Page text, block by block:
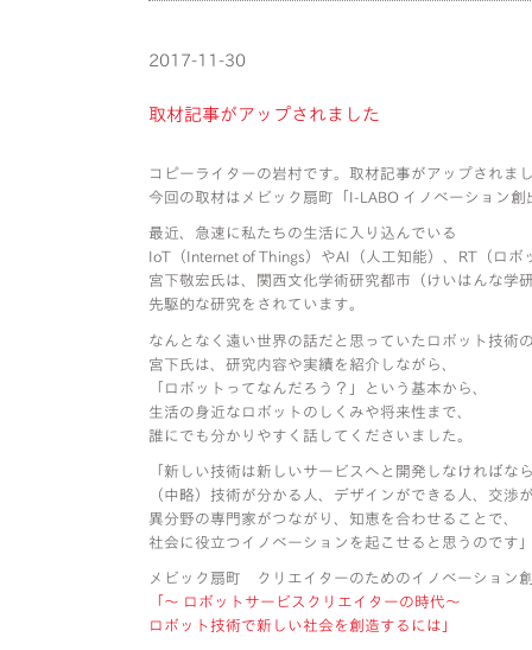
2017-11-30
取材記事がアップされました
コピーライターの岩村です。取材記事がアップされま
今回の取材はメビック扇町「I-LABO イノベーション
最近、急速に私たちの生活に入り込んでいる
IoT（Internet of Things）やAI（人工知能）、RT（ロボ
宮下敬宏氏は、関西文化学術研究都市（けいはんな学
先駆的な研究をされています。
なんとなく遠い世界の話だと思っていたロボット技術
宮下氏は、研究内容や実績を紹介しながら、
「ロボットってなんだろう？」という基本から、
生活の身近なロボットのしくみや将来性まで、
誰にでも分かりやすく話してくださいました。
「新しい技術は新しいサービスへと開発しなければな
（中略）技術が分かる人、デザインができる人、交渉
異分野の専門家がつながり、知恵を合わせることで、
社会に役立つイノベーションを起こせると思うのです
メビック扇町 クリエイターのためのイノベーション
「〜 ロボットサービスクリエイターの時代〜
ロボット技術で新しい社会を創造するには」